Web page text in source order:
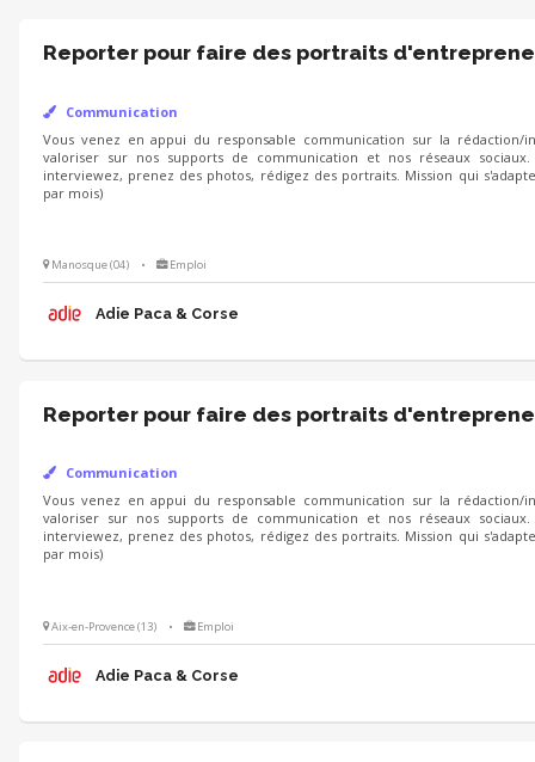
Reporter pour faire des portraits
Communication
Vous venez en appui du responsable communication sur la
valoriser sur nos supports de communication et nos réseaux
interviewez, prenez des photos, rédigez des portraits. Mission qui
par mois)
Manosque (04) • Emploi
Adie Paca & Corse
Reporter pour faire des portraits
Communication
Vous venez en appui du responsable communication sur la
valoriser sur nos supports de communication et nos réseaux
interviewez, prenez des photos, rédigez des portraits. Mission qui
par mois)
Aix-en-Provence (13) • Emploi
Adie Paca & Corse